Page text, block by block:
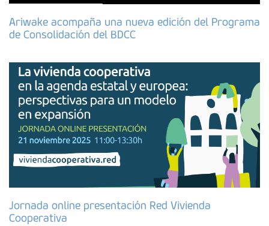
Ariwake acompaña una nueva edición del Programa
de Consolidación del BDCC
Jornada online presentación Red Vivienda
Cooperativa